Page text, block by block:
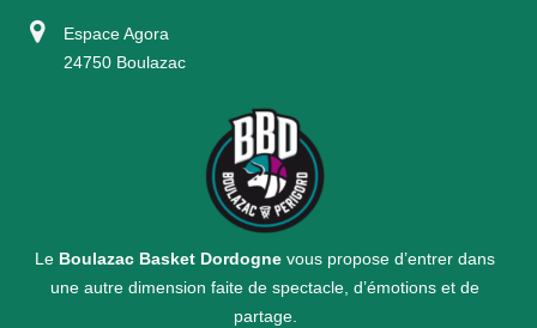
Espace Agora
24750 Boulazac
Le Boulazac Basket Dordogne vous propose d’entrer dans
une autre dimension faite de spectacle, d’émotions et de
partage.